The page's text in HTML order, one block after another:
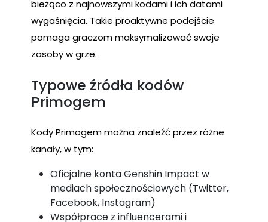
bieżąco z najnowszymi kodami i ich datami
wygaśnięcia. Takie proaktywne podejście
pomaga graczom maksymalizować swoje
zasoby w grze.
Typowe źródła kodów
Primogem
Kody Primogem można znaleźć przez różne
kanały, w tym:
Oficjalne konta Genshin Impact w
mediach społecznościowych (Twitter,
Facebook, Instagram)
Współprace z influencerami i